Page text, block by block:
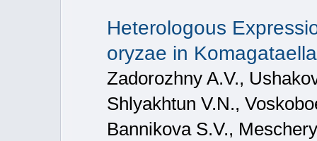
Heterologous
oryzae in
Zadorozhny A.V.,
Shlyakhtun V.N.,
Bannikova S.V.,